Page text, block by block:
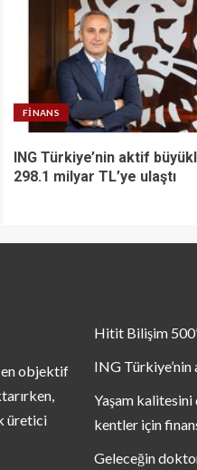
FINANS
ING Türkiye’nin aktif
298.1 milyar TL’ye ulaştı
en objektif
üretici
Hitit Bilişim
ING Türkiye’nin
Yaşam kalitesini
kentler için
Geleceğin